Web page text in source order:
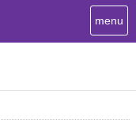
T
o
menu